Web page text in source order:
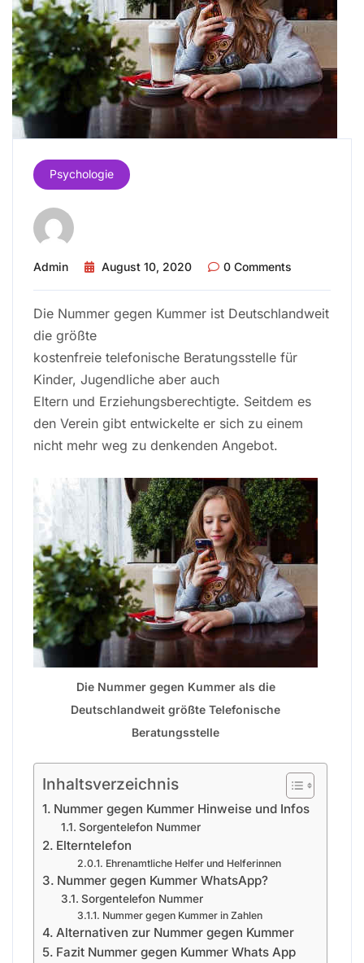
Psychologie
Admin August 10, 2020 0 Comments
Die Nummer gegen Kummer ist Deutschlandweit
die größte
kostenfreie telefonische Beratungsstelle für
Kinder, Jugendliche aber auch
Eltern und Erziehungsberechtigte. Seitdem es
den Verein gibt entwickelte er sich zu einem
nicht mehr weg zu denkenden Angebot.
Die Nummer gegen Kummer als die
Deutschlandweit größte Telefonische
Beratungsstelle
Inhaltsverzeichnis
Nummer gegen Kummer Hinweise und Infos
Sorgentelefon Nummer
Elterntelefon
Ehrenamtliche Helfer und Helferinnen
Nummer gegen Kummer WhatsApp?
Sorgentelefon Nummer
Nummer gegen Kummer in Zahlen
Alternativen zur Nummer gegen Kummer
Fazit Nummer gegen Kummer Whats App